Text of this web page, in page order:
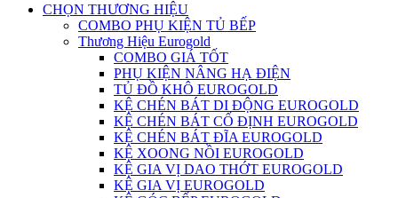
CHỌN THƯƠNG HIỆU
COMBO PHỤ KIỆN TỦ BẾP
Thương Hiệu Eurogold
COMBO GIÁ TỐT
PHỤ KIỆN NÂNG HẠ ĐIỆN
TỦ ĐỒ KHÔ EUROGOLD
KỆ CHÉN BÁT DI ĐỘNG EUROGOLD
KỆ CHÉN BÁT CỐ ĐỊNH EUROGOLD
KỆ CHÉN BÁT ĐĨA EUROGOLD
KỆ XOONG NỒI EUROGOLD
KỆ GIA VỊ DAO THỚT EUROGOLD
KỆ GIA VỊ EUROGOLD